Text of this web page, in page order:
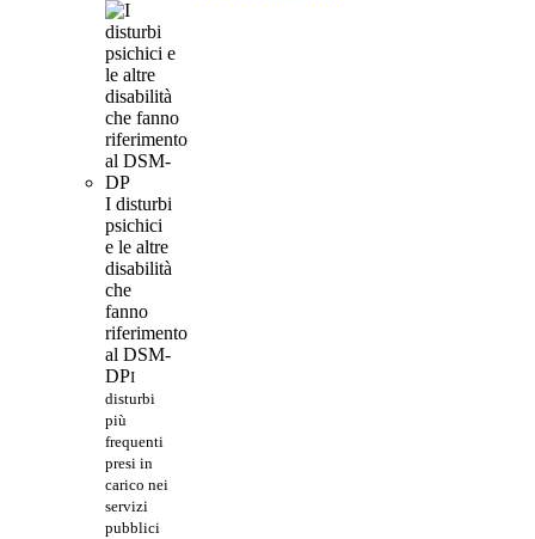
I disturbi
psichici
e le altre
disabilità
che
fanno
riferimento
al DSM-
DPI
disturbi
più
frequenti
presi in
carico nei
servizi
pubblici